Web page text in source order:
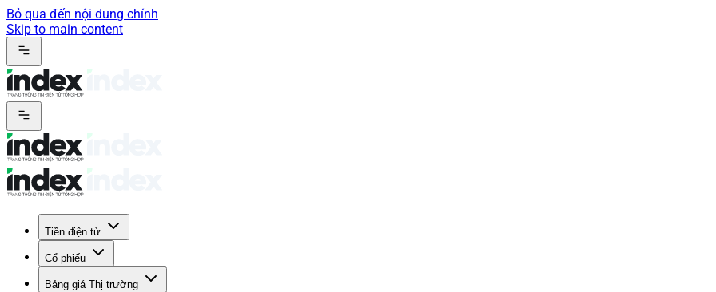
Bỏ qua đến nội dung chính
Skip to main content
Tiền điện tử
Cổ phiếu
Bảng giá Thị trường